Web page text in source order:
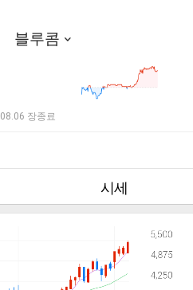
블루콤
08.06 장종료
시세